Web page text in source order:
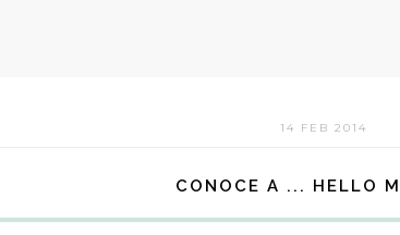
14 FEB 2014
CONOCE A ... HELLO